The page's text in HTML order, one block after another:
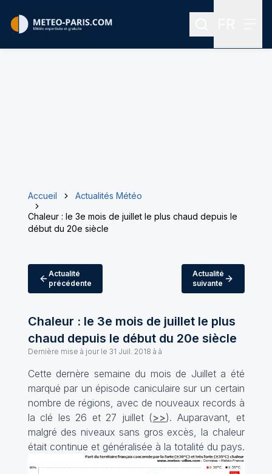
Rechercher
Accueil
Actualités Météo
Chaleur : le 3e mois de juillet le plus chaud depuis le
début du 20e siècle
Actualité
précédente
Actualité
suivante
Chaleur : le 3e mois de juillet le plus
chaud depuis le début du 20e siècle
Dernière mise à jour le 31 Juil. 2018 à à
Cette dernère semaine du mois de Juillet a été
marqué par un épisode caniculaire sur un certain
nombre de régions, avec de nouveaux records à
la clé les 26 et 27 juillet (>>). Auparavant, et
malgré des niveaux sans gros excès, la chaleur
était continue et généralisée à la totalité du pays.